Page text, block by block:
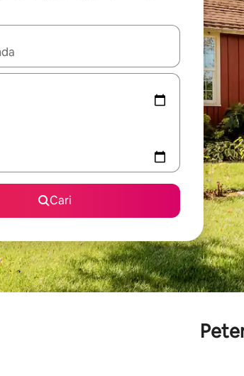
dicari tersedia, telusuri dengan tombol panah ke
Cari